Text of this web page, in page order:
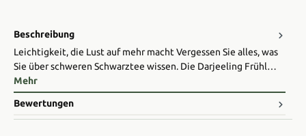
Beschreibung
Leichtigkeit, die Lust auf mehr macht Vergessen Sie alles, was
Sie über schweren Schwarztee wissen. Die Darjeeling Frühl…
Mehr
Bewertungen